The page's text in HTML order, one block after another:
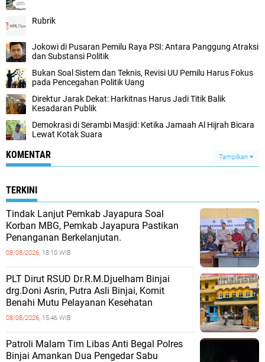
Rubrik
Jokowi di Pusaran Pemilu Raya PSI: Antara Panggung Atraksi
dan Substansi Politik
Bukan Soal Sistem dan Teknis, Revisi UU Pemilu Harus Fokus
pada Pencegahan Politik Uang
Direktur Jarak Dekat: Harkitnas Harus Jadi Titik Balik
Kesadaran Publik
Demokrasi di Serambi Masjid: Ketika Jamaah Al Hijrah Bicara
Lewat Kotak Suara
KOMENTAR Tampilkan
TERKINI
Tindak Lanjut Pemkab Jayapura Soal
Korban MBG, Pemkab Jayapura Pastikan
Penanganan Berkelanjutan.
08/08/2026, 18:10 WIB
PLT Dirut RSUD Dr.R.M.Djuelham Binjai
drg.Doni Asrin, Putra Asli Binjai, Komit
Benahi Mutu Pelayanan Kesehatan
08/08/2026, 15:46 WIB
Patroli Malam Tim Libas Anti Begal Polres
Binjai Amankan Dua Pengedar Sabu